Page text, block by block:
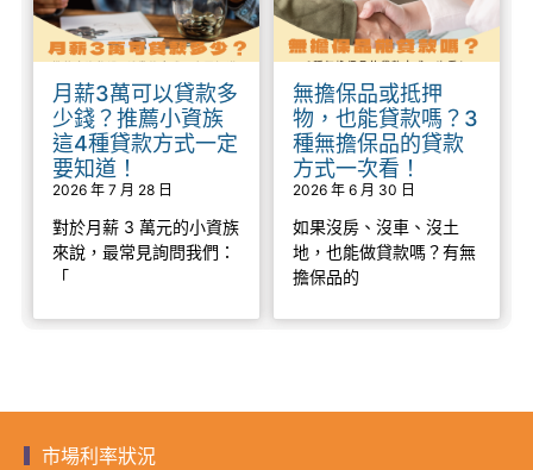
月薪3萬可以貸款多
少錢？推薦小資族
這4種貸款方式一定
要知道！
2026 年 7 月 28 日
對於月薪 3 萬元的小資族
來說，最常見詢問我們：
「
無擔保品或抵押
物，也能貸款嗎？3
種無擔保品的貸款
方式一次看！
2026 年 6 月 30 日
如果沒房、沒車、沒土
地，也能做貸款嗎？有無
擔保品的
市場利率狀況